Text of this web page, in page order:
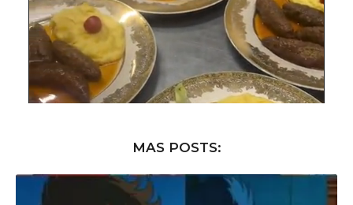
MAS POSTS: